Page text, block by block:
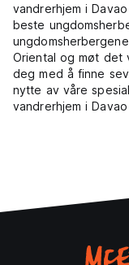
vandrerhjem i
beste
Oriental og møt det
deg med å finne
nytte av våre
vandrerhjem i